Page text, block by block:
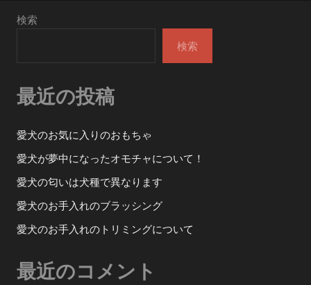
ナ
ー
ョ
ン
検索
検索
最近の投稿
愛犬のお気に入りのおもちゃ
愛犬が夢中になったオモチャについて！
愛犬の匂いは犬種で異なります
愛犬のお手入れのブラッシング
愛犬のお手入れのトリミングについて
最近のコメント